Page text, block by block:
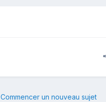
Commencer un nouveau sujet